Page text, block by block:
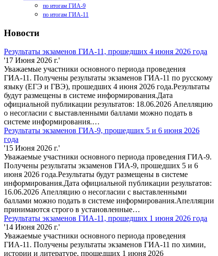
по итогам ГИА-9
по итогам ГИА-11
Новости
Результаты экзаменов ГИА-11, прошедших 4 июня 2026 года
'17 Июня 2026 г.'
Уважаемые участники основного периода проведения
ГИА-11. Получены результаты экзаменов ГИА-11 по русскому
языку (ЕГЭ и ГВЭ), прошедших 4 июня 2026 года.Результаты
будут размещены в системе информирования.Дата
официальной публикации результатов: 18.06.2026 Апелляцию
о несогласии с выставленными баллами можно подать в
системе информирования.…
Результаты экзаменов ГИА-9, прошедших 5 и 6 июня 2026
года
'15 Июня 2026 г.'
Уважаемые участники основного периода проведения ГИА-9.
Получены результаты экзаменов ГИА-9, прошедших 5 и 6
июня 2026 года.Результаты будут размещены в системе
информирования.Дата официальной публикации результатов:
16.06.2026 Апелляцию о несогласии с выставленными
баллами можно подать в системе информирования.Апелляции
принимаются строго в установленные…
Результаты экзаменов ГИА-11, прошедших 1 июня 2026 года
'14 Июня 2026 г.'
Уважаемые участники основного периода проведения
ГИА-11. Получены результаты экзаменов ГИА-11 по химии,
истории и литературе, прошедших 1 июня 2026